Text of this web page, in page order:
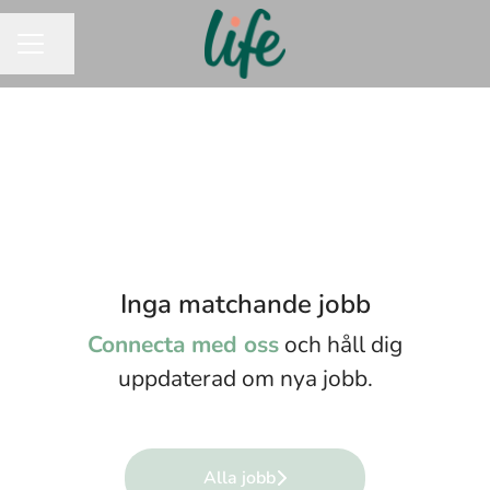
Inga matchande jobb
Connecta med oss och håll dig
uppdaterad om nya jobb.
Alla jobb